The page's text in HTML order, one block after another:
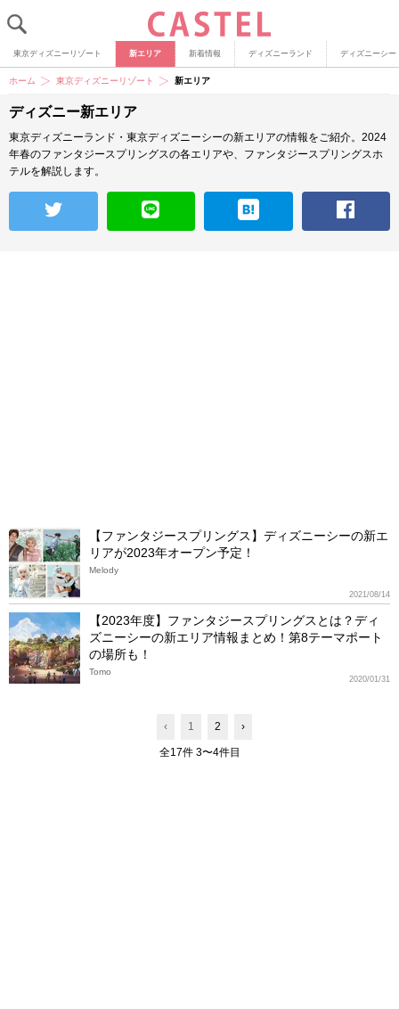
東京ディズニーリゾート 新エリア 新着情報 ディズニーランド ディズニーシー
ホーム 東京ディズニーリゾート 新エリア
ディズニー新エリア
東京ディズニーランド・東京ディズニーシーの新エリアの情報をご紹介。2024
年春のファンタジースプリングスの各エリアや、ファンタジースプリングスホ
テルを解説します。
【ファンタジースプリングス】ディズニーシーの新エ
リアが2023年オープン予定！
2021/08/14
Melody
【2023年度】ファンタジースプリングスとは？ディ
ズニーシーの新エリア情報まとめ！第8テーマポート
の場所も！
2020/01/31
Tomo
‹ 1 2 ›
全17件 3〜4件目